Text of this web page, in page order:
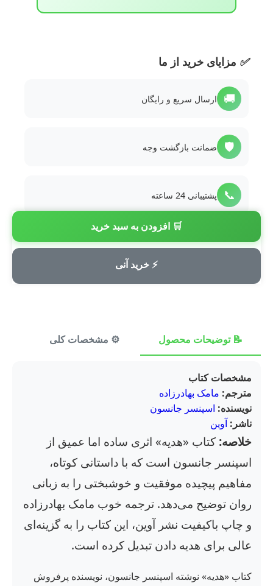
🛒 افزودن به سبد خرید
⚡ خرید آنی
✅ مزایای خرید از ما
🚚 ارسال سریع و رایگان
🛡️ ضمانت بازگشت وجه
📞 پشتیبانی 24 ساعته
💳 پرداخت امن
📝 توضیحات محصول ⚙️ مشخصات کلی
مشخصات کتاب
مترجم: مامک بهادرزاده
نویسنده: اسپنسر جانسون
ناشر: آوین
خلاصه: کتاب «هدیه» اثری ساده اما عمیق از
اسپنسر جانسون است که با داستانی کوتاه،
مفاهیم پیچیده موفقیت و خوشبختی را به زبانی
روان توضیح می‌دهد. ترجمه خوب مامک بهادرزاده
و چاپ باکیفیت نشر آوین، این کتاب را به گزینه‌ای
عالی برای هدیه دادن تبدیل کرده است.
کتاب «هدیه» نوشته اسپنسر جانسون، نویسنده پرفروش